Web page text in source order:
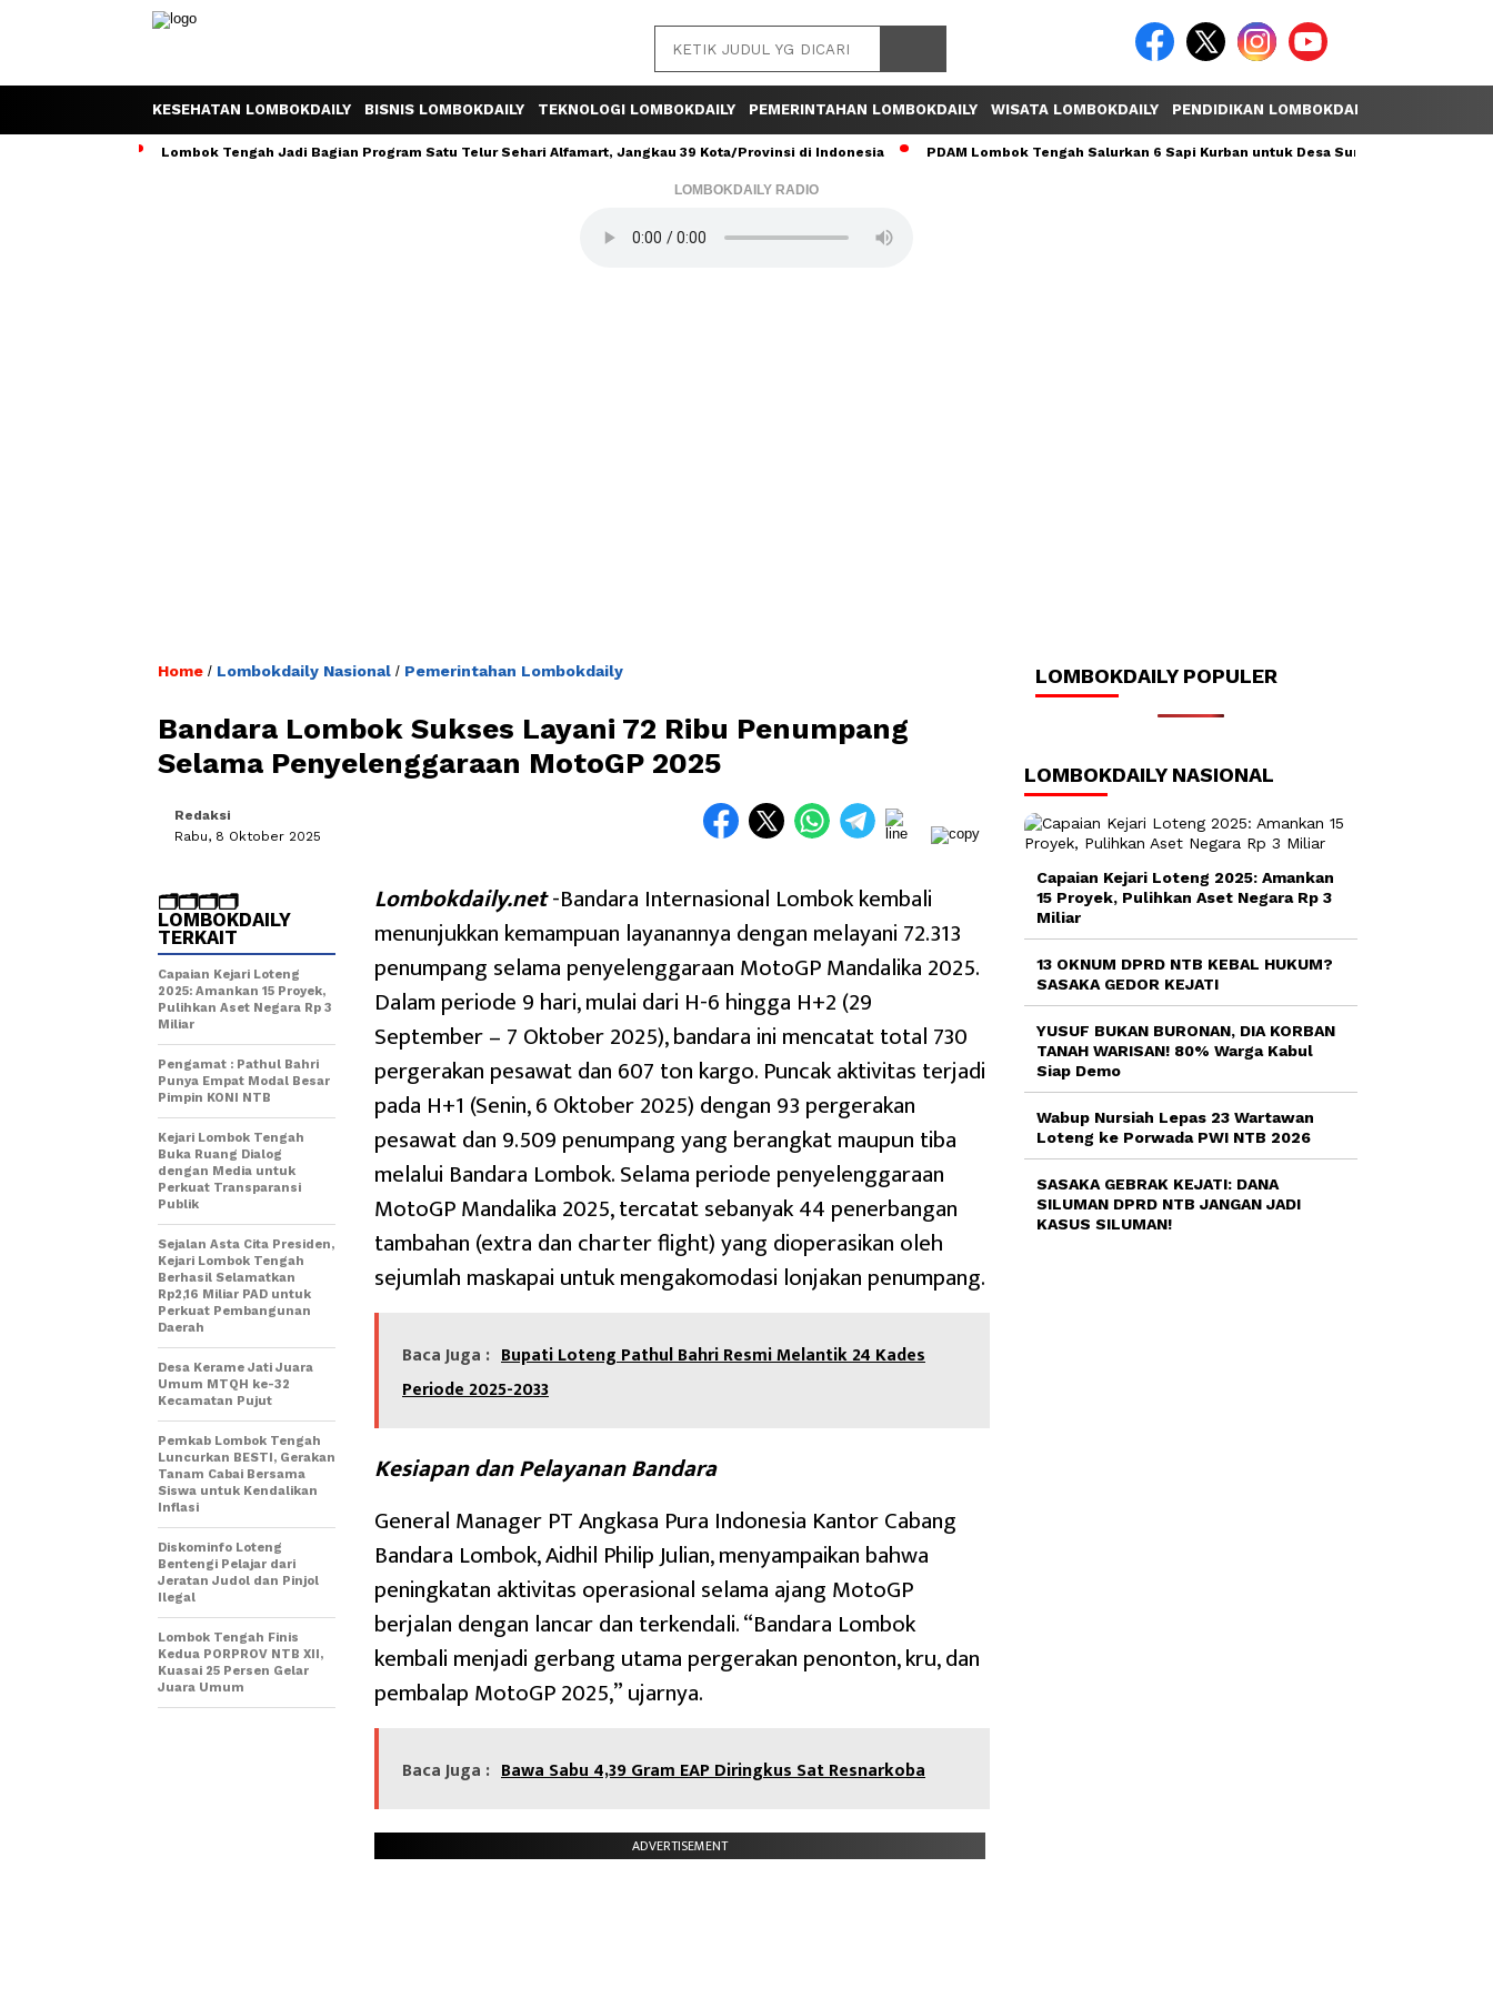
KESEHATAN LOMBOKDAILY BISNIS LOMBOKDAILY TEKNOLOGI LOMBOKDAILY PEMERINTAHAN LOMBOKDAILY WISATA LOMBOKDAILY PENDIDIKAN LOMBOKDAILY
Lombok Tengah Jadi Bagian Program Satu Telur Sehari Alfamart, Jangkau 39 Kota/Provinsi di Indonesia PDAM Lombok Tengah Salurkan 6 Sapi Kurban untuk Desa Sumber Mata Air
LOMBOKDAILY RADIO
Home / Lombokdaily Nasional / Pemerintahan Lombokdaily
Bandara Lombok Sukses Layani 72 Ribu Penumpang
Selama Penyelenggaraan MotoGP 2025
Redaksi
Rabu, 8 Oktober 2025
Lombokdaily.net-Bandara Internasional Lombok kembali
menunjukkan kemampuan layanannya dengan melayani 72.313
penumpang selama penyelenggaraan MotoGP Mandalika 2025.
Dalam periode 9 hari, mulai dari H-6 hingga H+2 (29
September – 7 Oktober 2025), bandara ini mencatat total 730
pergerakan pesawat dan 607 ton kargo. Puncak aktivitas terjadi
pada H+1 (Senin, 6 Oktober 2025) dengan 93 pergerakan
pesawat dan 9.509 penumpang yang berangkat maupun tiba
melalui Bandara Lombok. Selama periode penyelenggaraan
MotoGP Mandalika 2025, tercatat sebanyak 44 penerbangan
tambahan (extra dan charter flight) yang dioperasikan oleh
sejumlah maskapai untuk mengakomodasi lonjakan penumpang.
Baca Juga : Bupati Loteng Pathul Bahri Resmi Melantik 24 Kades
Periode 2025-2033
Kesiapan dan Pelayanan Bandara
General Manager PT Angkasa Pura Indonesia Kantor Cabang
Bandara Lombok, Aidhil Philip Julian, menyampaikan bahwa
peningkatan aktivitas operasional selama ajang MotoGP
berjalan dengan lancar dan terkendali. “Bandara Lombok
kembali menjadi gerbang utama pergerakan penonton, kru, dan
pembalap MotoGP 2025,” ujarnya.
Baca Juga : Bawa Sabu 4,39 Gram EAP Diringkus Sat Resnarkoba
ADVERTISEMENT
🗂️🗂️🗂️🗂️
LOMBOKDAILY
TERKAIT
Capaian Kejari Loteng
2025: Amankan 15 Proyek,
Pulihkan Aset Negara Rp 3
Miliar
Pengamat : Pathul Bahri
Punya Empat Modal Besar
Pimpin KONI NTB
Kejari Lombok Tengah
Buka Ruang Dialog
dengan Media untuk
Perkuat Transparansi
Publik
Sejalan Asta Cita Presiden,
Kejari Lombok Tengah
Berhasil Selamatkan
Rp2,16 Miliar PAD untuk
Perkuat Pembangunan
Daerah
Desa Kerame Jati Juara
Umum MTQH ke-32
Kecamatan Pujut
Pemkab Lombok Tengah
Luncurkan BESTI, Gerakan
Tanam Cabai Bersama
Siswa untuk Kendalikan
Inflasi
Diskominfo Loteng
Bentengi Pelajar dari
Jeratan Judol dan Pinjol
Ilegal
Lombok Tengah Finis
Kedua PORPROV NTB XII,
Kuasai 25 Persen Gelar
Juara Umum
LOMBOKDAILY POPULER
LOMBOKDAILY NASIONAL
Capaian Kejari Loteng 2025: Amankan
15 Proyek, Pulihkan Aset Negara Rp 3
Miliar
13 OKNUM DPRD NTB KEBAL HUKUM?
SASAKA GEDOR KEJATI
YUSUF BUKAN BURONAN, DIA KORBAN
TANAH WARISAN! 80% Warga Kabul
Siap Demo
Wabup Nursiah Lepas 23 Wartawan
Loteng ke Porwada PWI NTB 2026
SASAKA GEBRAK KEJATI: DANA
SILUMAN DPRD NTB JANGAN JADI
KASUS SILUMAN!